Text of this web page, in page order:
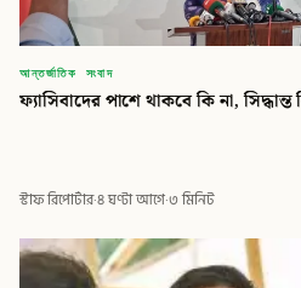
আন্তর্জাতিক সংবাদ
ফ্যাসিবাদের পাশে থাকবে কি না,
স্টাফ রিপোর্টার·৪ ঘণ্টা আগে·৩ মিনিট